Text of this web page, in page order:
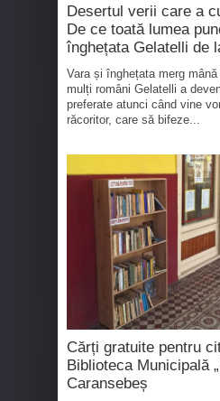
Desertul verii care a
De ce toată lumea
înghețata Gelatelli de
Vara și înghețata merg
mulți români Gelatelli a
preferate atunci când vine
răcoritor, care să bifeze...
Cărți gratuite pentru
Biblioteca Municipală
Caransebeș